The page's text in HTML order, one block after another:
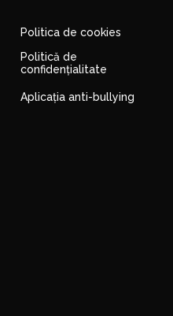
Politica de cookies
Politică de
confidențialitate
Aplicația anti-bullying